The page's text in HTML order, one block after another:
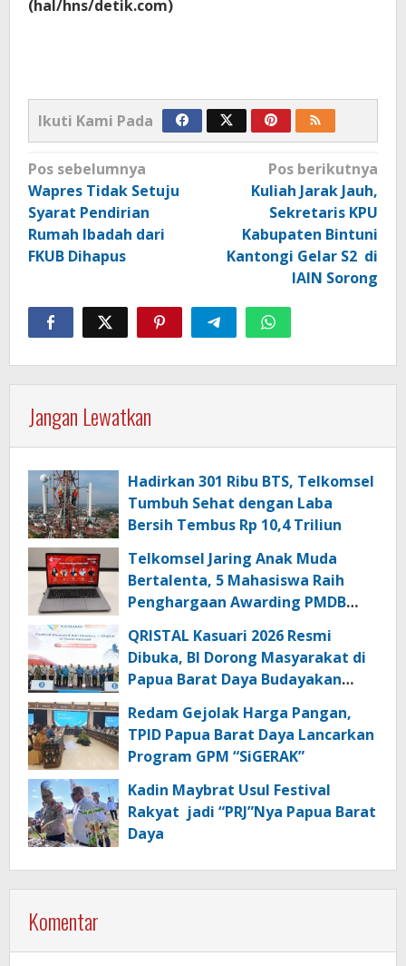
(hal/hns/detik.com)
Ikuti Kami Pada
Navigasi
pos
Pos sebelumnya
Wapres Tidak Setuju
Syarat Pendirian
Rumah Ibadah dari
FKUB Dihapus
Pos berikutnya
Kuliah Jarak Jauh,
Sekretaris KPU
Kabupaten Bintuni
Kantongi Gelar S2 di
IAIN Sorong
Jangan Lewatkan
Hadirkan 301 Ribu BTS, Telkomsel
Tumbuh Sehat dengan Laba
Bersih Tembus Rp 10,4 Triliun
Telkomsel Jaring Anak Muda
Bertalenta, 5 Mahasiswa Raih
Penghargaan Awarding PMDB
QRISTAL Kasuari 2026 Resmi
Dibuka, BI Dorong Masyarakat di
Papua Barat Daya Budayakan
Redam Gejolak Harga Pangan,
TPID Papua Barat Daya Lancarkan
Program GPM “SiGERAK”
Kadin Maybrat Usul Festival
Rakyat jadi “PRJ”Nya Papua Barat
Daya
Komentar